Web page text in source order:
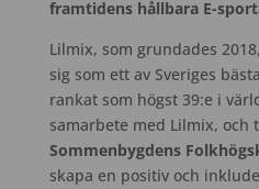
framtidens hållbara E-
Lilmix, som grundades
sig som ett av Sveriges bästa
rankat som högst 39:e i
samarbete med Lilmix, och
Sommenbygdens
skapa en positiv och